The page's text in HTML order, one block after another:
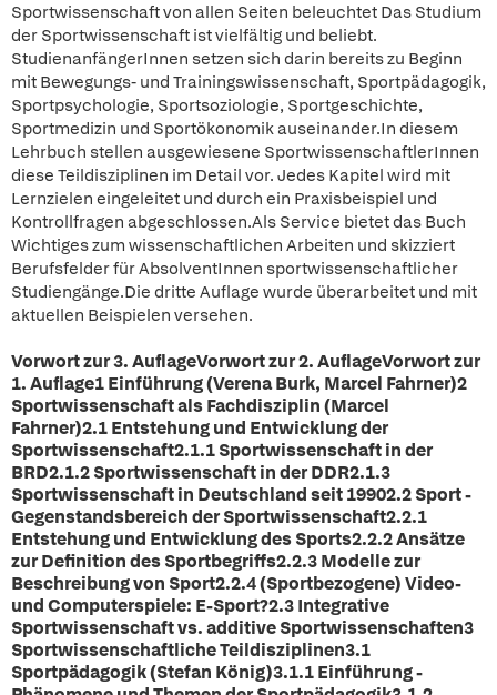
Sportwissenschaft von allen Seiten beleuchtet Das Studium
der Sportwissenschaft ist vielfältig und beliebt.
StudienanfängerInnen setzen sich darin bereits zu Beginn
mit Bewegungs- und Trainingswissenschaft, Sportpädagogik,
Sportpsychologie, Sportsoziologie, Sportgeschichte,
Sportmedizin und Sportökonomik auseinander.In diesem
Lehrbuch stellen ausgewiesene SportwissenschaftlerInnen
diese Teildisziplinen im Detail vor. Jedes Kapitel wird mit
Lernzielen eingeleitet und durch ein Praxisbeispiel und
Kontrollfragen abgeschlossen.Als Service bietet das Buch
Wichtiges zum wissenschaftlichen Arbeiten und skizziert
Berufsfelder für AbsolventInnen sportwissenschaftlicher
Studiengänge.Die dritte Auflage wurde überarbeitet und mit
aktuellen Beispielen versehen.
Vorwort zur 3. AuflageVorwort zur 2. AuflageVorwort zur
1. Auflage1 Einführung (Verena Burk, Marcel Fahrner)2
Sportwissenschaft als Fachdisziplin (Marcel
Fahrner)2.1 Entstehung und Entwicklung der
Sportwissenschaft2.1.1 Sportwissenschaft in der
BRD2.1.2 Sportwissenschaft in der DDR2.1.3
Sportwissenschaft in Deutschland seit 19902.2 Sport -
Gegenstandsbereich der Sportwissenschaft2.2.1
Entstehung und Entwicklung des Sports2.2.2 Ansätze
zur Definition des Sportbegriffs2.2.3 Modelle zur
Beschreibung von Sport2.2.4 (Sportbezogene) Video-
und Computerspiele: E-Sport?2.3 Integrative
Sportwissenschaft vs. additive Sportwissenschaften3
Sportwissenschaftliche Teildisziplinen3.1
Sportpädagogik (Stefan König)3.1.1 Einführung -